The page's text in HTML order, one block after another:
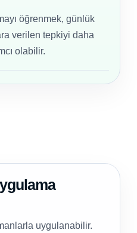
öğrenmek, günlük
verilen tepkiyi daha
olabilir.
uygulanabilir.